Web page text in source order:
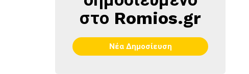
στο Romios.gr
Νέα Δημοσίευση